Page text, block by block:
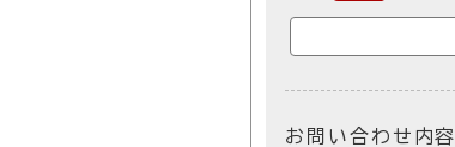
お問い合わせ内容